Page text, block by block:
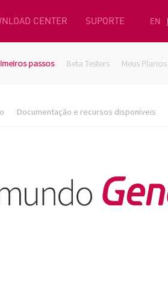
CENTER SUPORTE EN
passos Beta Testers Meus Planos
Documentação e recursos disponíveis